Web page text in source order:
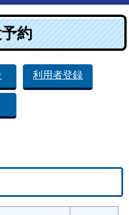
約
利用者登録